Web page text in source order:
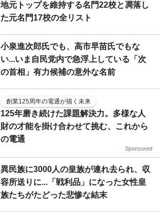
地元トップを維持する名門22校と凋落し
た元名門17校の全リスト
小泉進次郎氏でも、高市早苗氏でもな
い...いま自民党内で急浮上している「次
の首相」有力候補の意外な名前
創業125周年の電通が描く未来
125年磨き続けた課題解決力。多様な人
財の才能を掛け合わせて挑む、これから
の電通
Sponsored
異民族に3000人の皇族が連れ去られ、収
容所送りに...「戦利品」になった女性皇
族たちがたどった悲惨な結末